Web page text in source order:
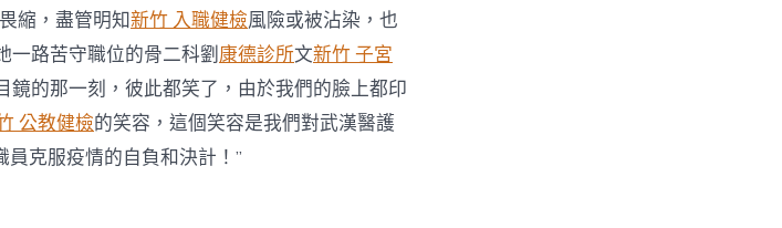
縮，盡管明知新竹 入職健檢風險或被沾染，也
一路苦守職位的骨二科劉康德診所文新竹 子宮
鏡的那一刻，彼此都笑了，由於我們的臉上都印
公教健檢的笑容，這個笑容是我們對武漢醫護
員克服疫情的自負和決計！”